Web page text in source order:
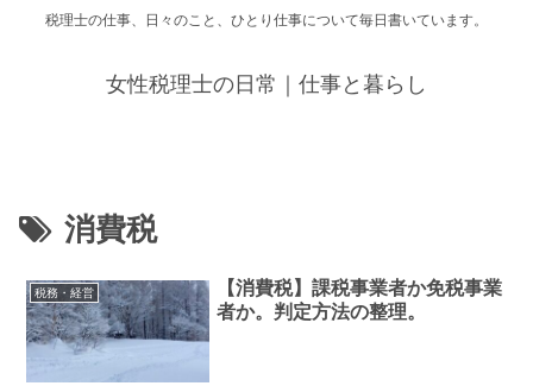
税理士の仕事、日々のこと、ひとり仕事について毎日書いています。
女性税理士の日常｜仕事と暮らし
消費税
税務・経営
【消費税】課税事業者か免税事業
者か。判定方法の整理。